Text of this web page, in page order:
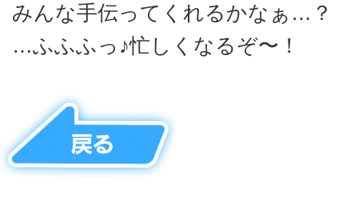
みんな手伝ってくれるかなぁ…？
…ふふふっ♪忙しくなるぞ〜！